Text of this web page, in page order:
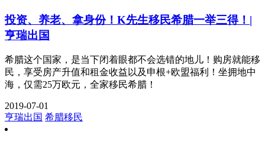
投资、养老、拿身份！K先生移民希腊一举三得！|
亨瑞出国
希腊这个国家，是当下闭着眼都不会选错的地儿！购房就能移
民，享受房产升值和租金收益以及申根+欧盟福利！坐拥地中
海，仅需25万欧元，全家移民希腊！
2019-07-01
亨瑞出国 希腊移民